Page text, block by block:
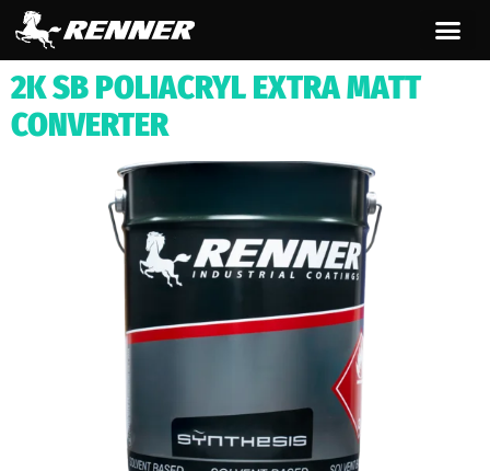
contenuto
2K SB POLIACRYL EXTRA MATT
CONVERTER